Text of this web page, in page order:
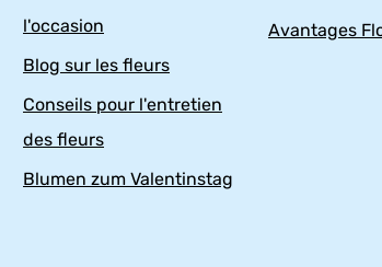
l'occasion
Blog sur les fleurs
Conseils pour l'entretien
des fleurs
Blumen zum Valentinstag
Avantages